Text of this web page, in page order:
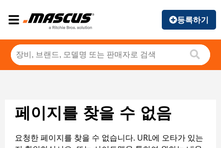
등록하기
페이지를 찾을 수 없음
요청한 페이지를 찾을 수 없습니다. URL에 오타가 있는